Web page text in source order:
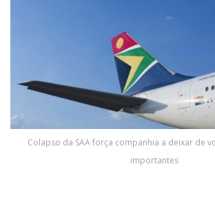
Colapso da SAA força companhia a deixar de
importantes